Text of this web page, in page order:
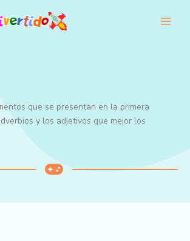
que se presentan en la primera
y los adjetivos que mejor los